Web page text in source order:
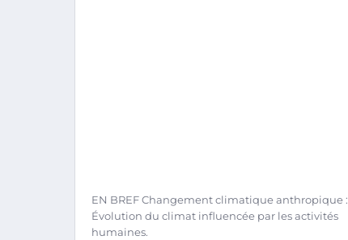
EN BREF Changement climatique anthropique :
Évolution du climat influencée par les activités
humaines.